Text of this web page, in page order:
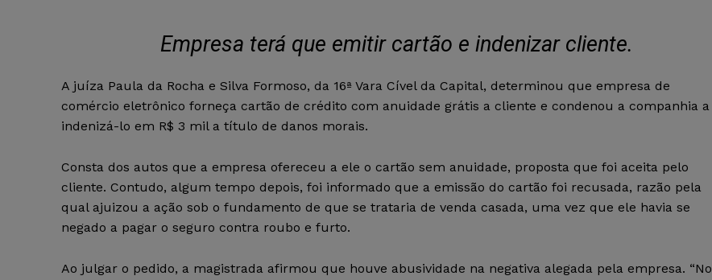
Empresa terá que emitir cartão e indenizar cliente.
A juíza Paula da Rocha e Silva Formoso, da 16ª Vara Cível da Capital, determinou que empresa de
comércio eletrônico forneça cartão de crédito com anuidade grátis a cliente e condenou a companhia a
indenizá-lo em R$ 3 mil a título de danos morais.
Consta dos autos que a empresa ofereceu a ele o cartão sem anuidade, proposta que foi aceita pelo
cliente. Contudo, algum tempo depois, foi informado que a emissão do cartão foi recusada, razão pela
qual ajuizou a ação sob o fundamento de que se trataria de venda casada, uma vez que ele havia se
negado a pagar o seguro contra roubo e furto.
Ao julgar o pedido, a magistrada afirmou que houve abusividade na negativa alegada pela empresa. “No